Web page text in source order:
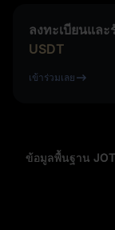
ลงทะเบียนแล
USDT
เข้าร่วมเลย
ข้อมูลพื้นฐาน